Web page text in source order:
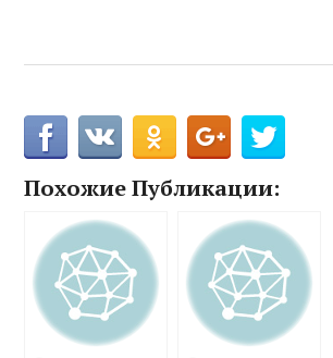
Похожие Публикации: